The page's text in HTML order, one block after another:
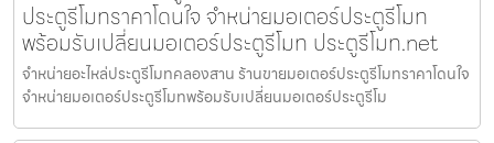
ประตูรีโมทราคาโดนใจ จำหน่ายมอเตอร์ประตูรีโมท
พร้อมรับเปลี่ยนมอเตอร์ประตูรีโมท ประตูรีโมท.net
จำหน่ายอะไหล่ประตูรีโมทคลองสาน ร้านขายมอเตอร์ประตูรีโมทราคาโดนใจ
จำหน่ายมอเตอร์ประตูรีโมทพร้อมรับเปลี่ยนมอเตอร์ประตูรีโม